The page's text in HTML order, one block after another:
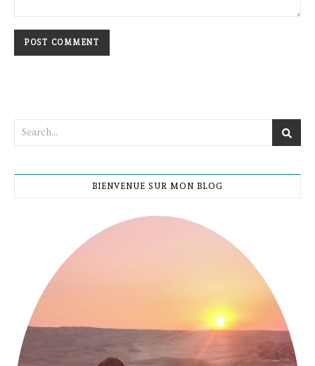
BIENVENUE SUR MON BLOG